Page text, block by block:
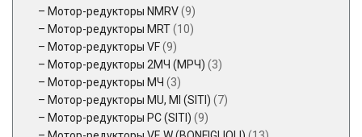
Мотор-редукторы NMRV(9)
Мотор-редукторы MRT(10)
Мотор-редукторы VF(9)
Мотор-редукторы 2МЧ (МРЧ) (3)
Мотор-редукторы МЧ (3)
Мотор-редукторы MU, MI (SITI) (7)
Мотор-редукторы PC (SITI) (9)